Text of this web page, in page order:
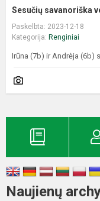
Sesučių savanoriška
Paskelbta: 2023-12-18
Kategorija: Renginiai
Irūna (7b) ir Andrėja (6b)
Naujienų